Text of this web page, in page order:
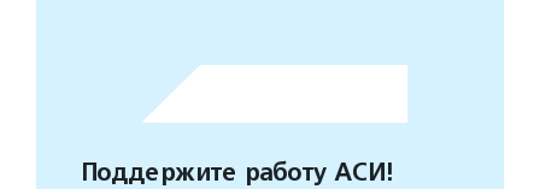
Поддержите работу АСИ!